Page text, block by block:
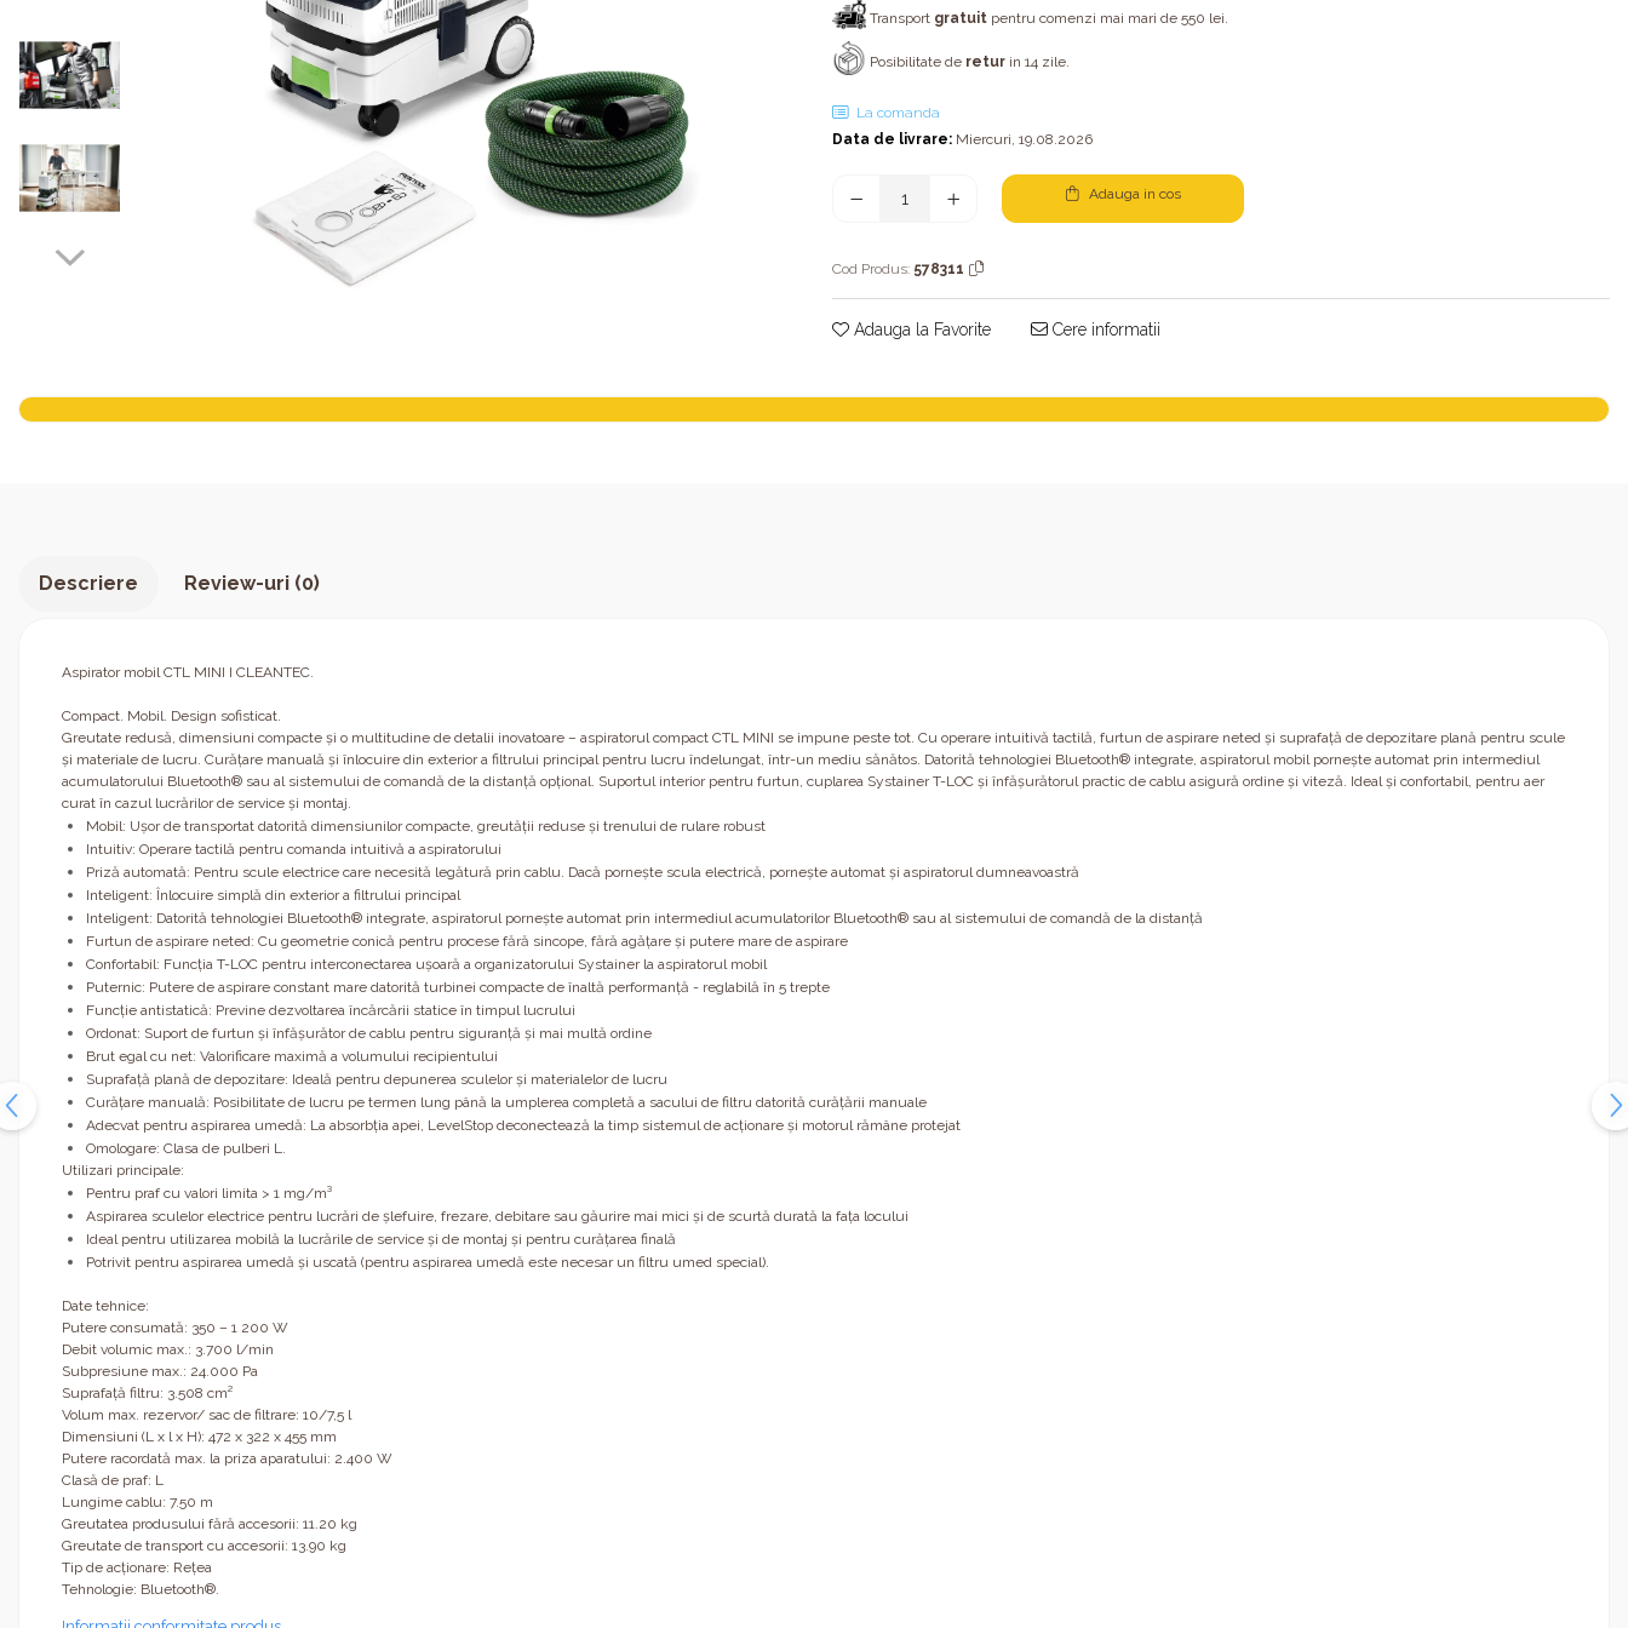
Solutii de curatat & adezivi
Canturi ABS
Alte accesorii mobila
Clesti/ patenti
Surubelnite
Ciocane
Nivela bule/ laser
Alte scule & unelte
Transport gratuit pentru comenzi mai mari de 550 lei.
Posibilitate de retur in 14 zile.
La comanda
Data de livrare: Miercuri, 19.08.2026
Adauga in cos
Cod Produs: 578311
Adauga la Favorite Cere informatii
Descriere Review-uri (0)
Aspirator mobil CTL MINI I CLEANTEC.
Compact. Mobil. Design sofisticat.
Greutate redusă, dimensiuni compacte şi o multitudine de detalii inovatoare – aspiratorul compact CTL MINI se impune peste tot. Cu operare intuitivă tactilă, furtun de aspirare neted şi suprafaţă de depozitare plană pentru scule
şi materiale de lucru. Curăţare manuală şi înlocuire din exterior a filtrului principal pentru lucru îndelungat, într-un mediu sănătos. Datorită tehnologiei Bluetooth® integrate, aspiratorul mobil porneşte automat prin intermediul
acumulatorului Bluetooth® sau al sistemului de comandă de la distanţă opţional. Suportul interior pentru furtun, cuplarea Systainer T-LOC şi înfăşurătorul practic de cablu asigură ordine şi viteză. Ideal şi confortabil, pentru aer
curat în cazul lucrărilor de service şi montaj.
Mobil: Uşor de transportat datorită dimensiunilor compacte, greutăţii reduse şi trenului de rulare robust
Intuitiv: Operare tactilă pentru comanda intuitivă a aspiratorului
Priză automată: Pentru scule electrice care necesită legătură prin cablu. Dacă porneşte scula electrică, porneşte automat şi aspiratorul dumneavoastră
Inteligent: Înlocuire simplă din exterior a filtrului principal
Inteligent: Datorită tehnologiei Bluetooth® integrate, aspiratorul porneşte automat prin intermediul acumulatorilor Bluetooth® sau al sistemului de comandă de la distanţă
Furtun de aspirare neted: Cu geometrie conică pentru procese fără sincope, fără agăţare şi putere mare de aspirare
Confortabil: Funcţia T-LOC pentru interconectarea uşoară a organizatorului Systainer la aspiratorul mobil
Puternic: Putere de aspirare constant mare datorită turbinei compacte de înaltă performanţă - reglabilă în 5 trepte
Funcţie antistatică: Previne dezvoltarea încărcării statice în timpul lucrului
Ordonat: Suport de furtun şi înfăşurător de cablu pentru siguranţă şi mai multă ordine
Brut egal cu net: Valorificare maximă a volumului recipientului
Suprafaţă plană de depozitare: Ideală pentru depunerea sculelor şi materialelor de lucru
Curăţare manuală: Posibilitate de lucru pe termen lung până la umplerea completă a sacului de filtru datorită curăţării manuale
Adecvat pentru aspirarea umedă: La absorbţia apei, LevelStop deconectează la timp sistemul de acţionare şi motorul rămâne protejat
Omologare: Clasa de pulberi L.
Utilizari principale:
Pentru praf cu valori limita > 1 mg/m³
Aspirarea sculelor electrice pentru lucrări de şlefuire, frezare, debitare sau găurire mai mici şi de scurtă durată la faţa locului
Ideal pentru utilizarea mobilă la lucrările de service şi de montaj şi pentru curăţarea finală
Potrivit pentru aspirarea umedă şi uscată (pentru aspirarea umedă este necesar un filtru umed special).
Date tehnice:
Putere consumată: 350 – 1 200 W
Debit volumic max.: 3.700 l/min
Subpresiune max.: 24.000 Pa
Suprafaţă filtru: 3.508 cm²
Volum max. rezervor/ sac de filtrare: 10/7,5 l
Dimensiuni (L x l x H): 472 x 322 x 455 mm
Putere racordată max. la priza aparatului: 2.400 W
Clasă de praf: L
Lungime cablu: 7.50 m
Greutatea produsului fără accesorii: 11.20 kg
Greutate de transport cu accesorii: 13.90 kg
Tip de acţionare: Reţea
Tehnologie: Bluetooth®.